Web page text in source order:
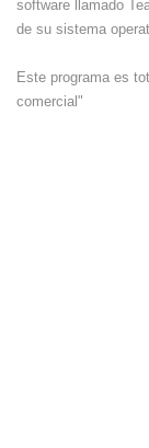
software llamado
de su sistema
Este programa es
comercial"